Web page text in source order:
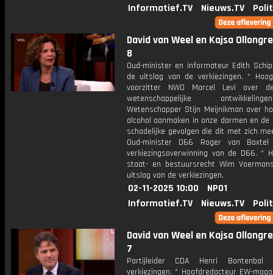
Informatief.TV
Nieuws.TV
David van Weel en Kajsa
8
Oud-minister en informateur Edith
de uitslag van de verkiezingen. *
voorzitter NWO Marcel Levi over
wetenschappelijke
Wetenschapper Stijn Meijnikman over
alcohol aanmaken in onze darmen en de
schadelijke gevolgen die dit met zich
Oud-minister D66 Roger van
verkiezingsoverwinning van de D66. *
staat- en bestuursrecht Wim
uitslag van de verkiezingen.
02-11-2025 10:00
NPO1
Informatief.TV
Nieuws.TV
David van Weel en Kajsa
7
Partijleider CDA Henri
verkiezingen. * Hoofdredacteur EW-